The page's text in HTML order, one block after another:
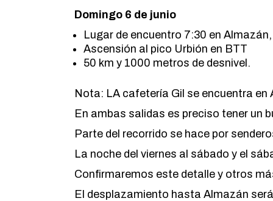
Domingo 6 de junio
Lugar de encuentro 7:30 en
Ascensión al pico Urbión en BTT
50 km y 1000 metros de desnivel.
Nota: LA cafetería Gil se encuentra en
En ambas salidas es preciso tener un
Parte del recorrido se hace por
La noche del viernes al sábado y el
Confirmaremos este detalle y otros
El desplazamiento hasta Almazán